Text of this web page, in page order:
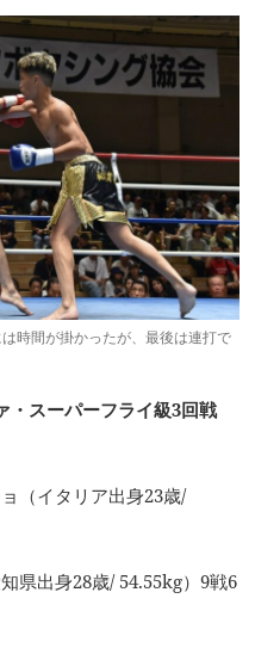
時間が掛かったが、最後は連打で
スーパーフライ級3回戦
（イタリア出身23歳/
県出身28歳/ 54.55kg）9戦6